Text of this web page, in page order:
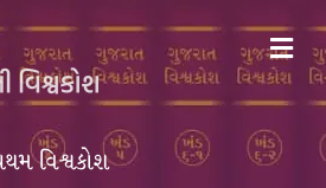
વિશ્વકોશ